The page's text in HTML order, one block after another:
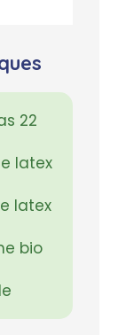
22
latex
latex
bio